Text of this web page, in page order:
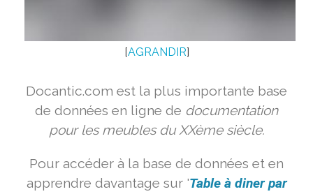
[AGRANDIR]
Docantic.com est la plus importante base
de données en ligne de documentation
pour les meubles du XXème siècle.
Pour accéder à la base de données et en
apprendre davantage sur 'Table à diner par